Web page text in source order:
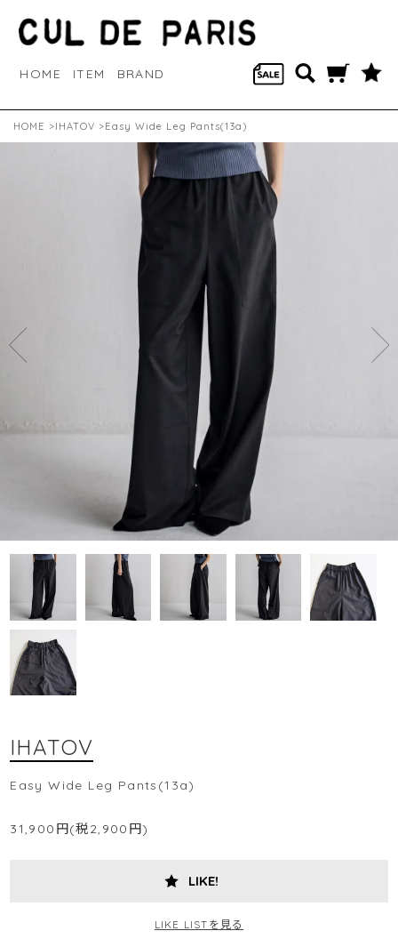
HOME ITEM BRAND
HOME >IHATOV >Easy Wide Leg Pants(13a)
IHATOV
Easy Wide Leg Pants(13a)
31,900円(税2,900円)
LIKE!
LIKE LISTを見る